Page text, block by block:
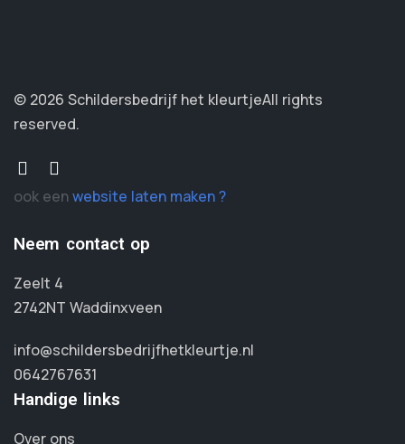
© 2026 Schildersbedrijf het kleurtjeAll rights
reserved.
ook eenwebsite laten maken ?
Neem contact op
Zeelt 4
2742NT Waddinxveen
info@schildersbedrijfhetkleurtje.nl
0642767631
Handige links
Over ons